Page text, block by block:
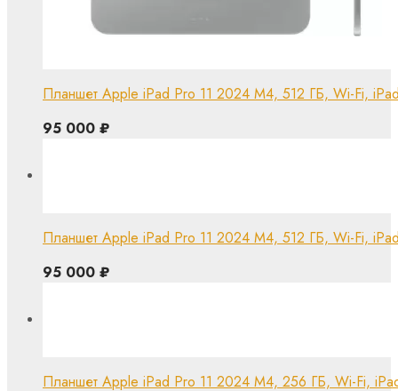
Планшет Apple iPad Pro 11 2024 M4, 512 ГБ, Wi-Fi,
95 000 ₽
Планшет Apple iPad Pro 11 2024 M4, 512 ГБ, Wi-Fi,
95 000 ₽
Планшет Apple iPad Pro 11 2024 M4, 256 ГБ, Wi-Fi,